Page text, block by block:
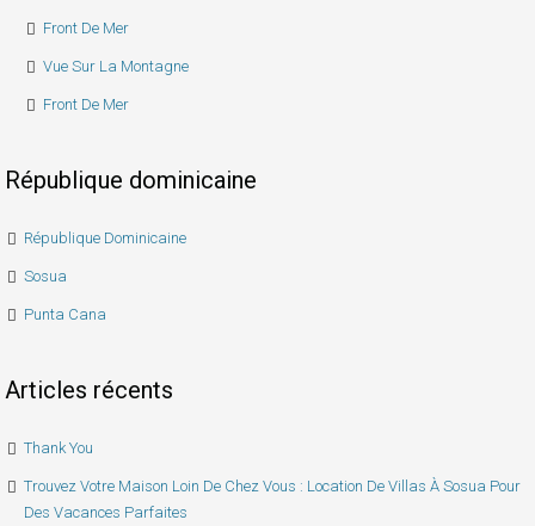
Front De Mer
Vue Sur La Montagne
Front De Mer
République dominicaine
République Dominicaine
Sosua
Punta Cana
Articles récents
Thank You
Trouvez Votre Maison Loin De Chez Vous : Location De Villas À Sosua Pour
Des Vacances Parfaites